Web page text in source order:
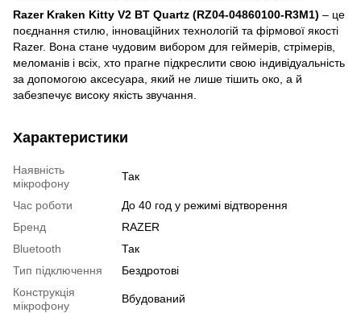
Razer Kraken Kitty V2 BT Quartz (RZ04-04860100-R3M1) – це
поєднання стилю, інноваційних технологій та фірмової якості
Razer. Вона стане чудовим вибором для геймерів, стрімерів,
меломанів і всіх, хто прагне підкреслити свою індивідуальність
за допомогою аксесуара, який не лише тішить око, а й
забезпечує високу якість звучання.
Характеристики
Наявність
мікрофону
Так
Час роботи
До 40 год у режимі відтворення
Бренд
RAZER
Bluetooth
Так
Тип підключення
Бездротові
Конструкція
мікрофону
Вбудований